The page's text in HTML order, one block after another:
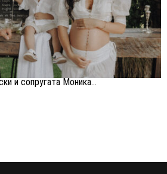
и сопругата Моника...